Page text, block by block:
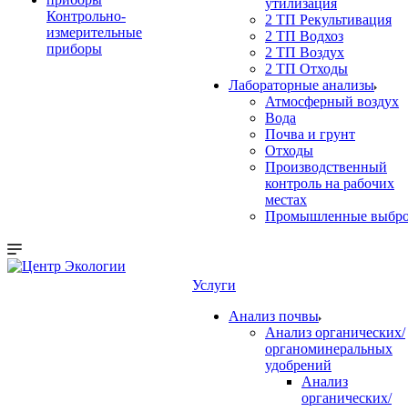
Контрольно-
измерительные
приборы
2 ТП Рекультивация
2 ТП Водхоз
2 ТП Воздух
2 ТП Отходы
Лабораторные анализы
Атмосферный воздух
Вода
Почва и грунт
Отходы
Производственный
контроль на рабочих
местах
Промышленные
Услуги
Анализ почвы
Анализ органических/
органоминеральных
удобрений
Анализ
органических/